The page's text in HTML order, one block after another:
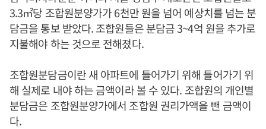
3.3㎡당 조합원분양가가 6천만 원을 넘어 예상치를 넘는 분
담금을 통보 받았다. 조합원들은 분담금 3~4억 원을 추가로
지불해야 하는 것으로 전해졌다.
조합원분담금이란 새 아파트에 들어가기 위해 들어가기 위
해 실제로 내야 하는 금액이라 볼 수 있다. 조합원의 개인별
분담금은 조합원분양가에서 조합원 권리가액을 뺀 금액이
다.